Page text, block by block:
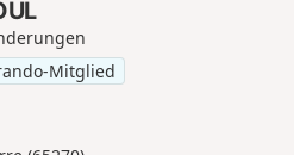
Mitglied